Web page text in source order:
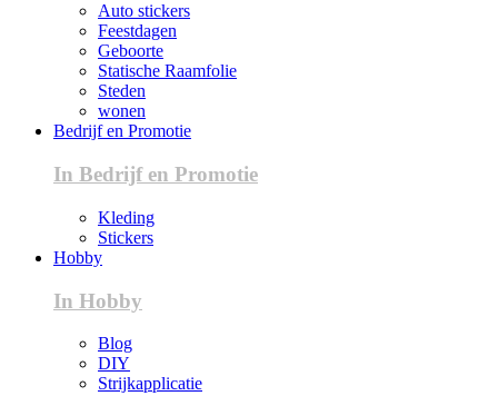
Auto stickers
Feestdagen
Geboorte
Statische Raamfolie
Steden
wonen
Bedrijf en Promotie
In Bedrijf en Promotie
Kleding
Stickers
Hobby
In Hobby
Blog
DIY
Strijkapplicatie